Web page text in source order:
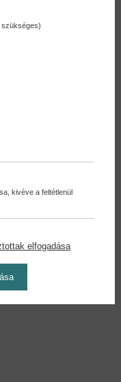
(2....
14,19 €
szükséges)
kivéve a feltétlenül
elfogadása